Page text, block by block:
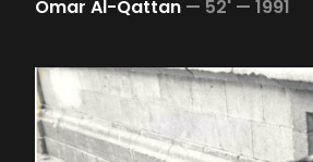
Omar Al-Qattan — 52' — 1991